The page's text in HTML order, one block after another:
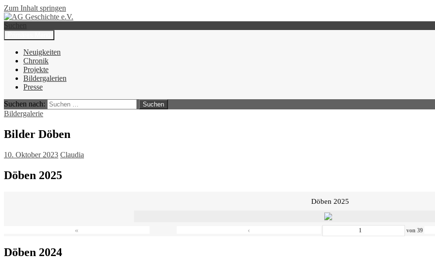
Zum Inhalt springen
AG Geschichte e.V.
Suchen
Neuigkeiten
Chronik
Projekte
Bildergalerien
Presse
Suchen nach:
Bildergalerie
Bilder Döben
10. Oktober 2023 Claudia
Döben 2025
Döben 2025
« ‹ von39
Döben 2024